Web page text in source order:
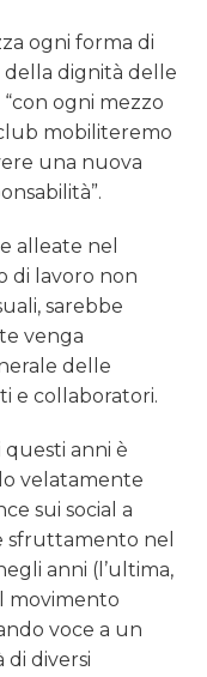
ogni forma di
della dignità delle
ogni mezzo
mobiliteremo
una nuova
alleate nel
di lavoro non
sarebbe
venga
delle
e collaboratori.
anni è
velatamente
sui social a
sfruttamento nel
anni (l’ultima,
movimento
voce a un
di diversi